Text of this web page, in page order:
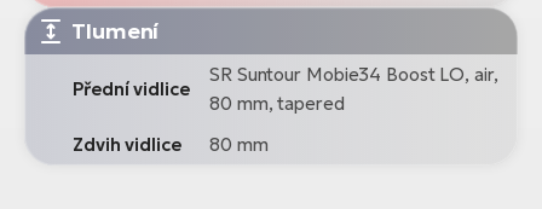
Tlumení
Přední vidlice
SR Suntour Mobie34 Boost LO, air,
80 mm, tapered
Zdvih vidlice
80 mm